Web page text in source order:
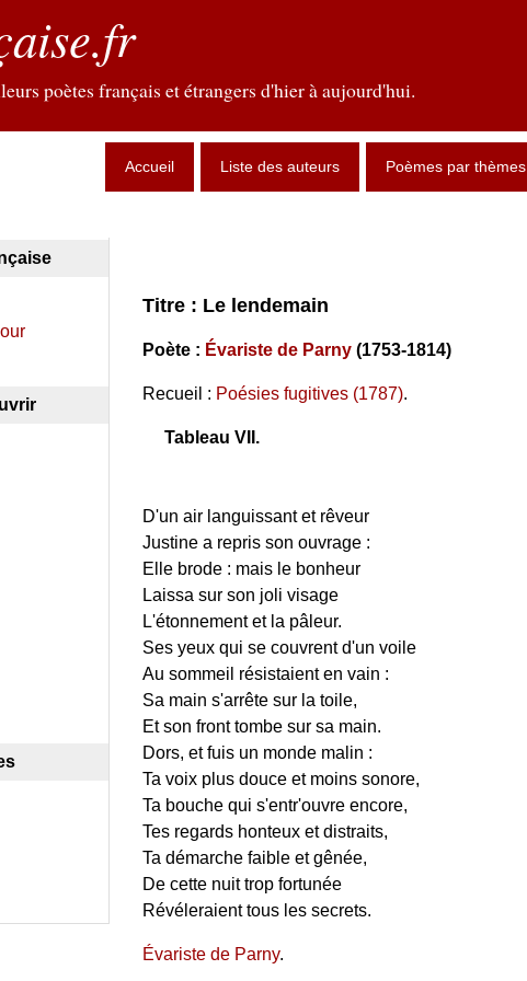
poètes français et étrangers d'hier à aujourd'hui.
Accueil Liste des auteurs Poèmes par thèmes
Titre : Le lendemain
Poète : Évariste de Parny (1753-1814)
Recueil : Poésies fugitives (1787).
Tableau VII.
D'un air languissant et rêveur
Justine a repris son ouvrage :
Elle brode : mais le bonheur
Laissa sur son joli visage
L'étonnement et la pâleur.
Ses yeux qui se couvrent d'un voile
Au sommeil résistaient en vain :
Sa main s'arrête sur la toile,
Et son front tombe sur sa main.
Dors, et fuis un monde malin :
Ta voix plus douce et moins sonore,
Ta bouche qui s'entr'ouvre encore,
Tes regards honteux et distraits,
Ta démarche faible et gênée,
De cette nuit trop fortunée
Révéleraient tous les secrets.
Évariste de Parny.